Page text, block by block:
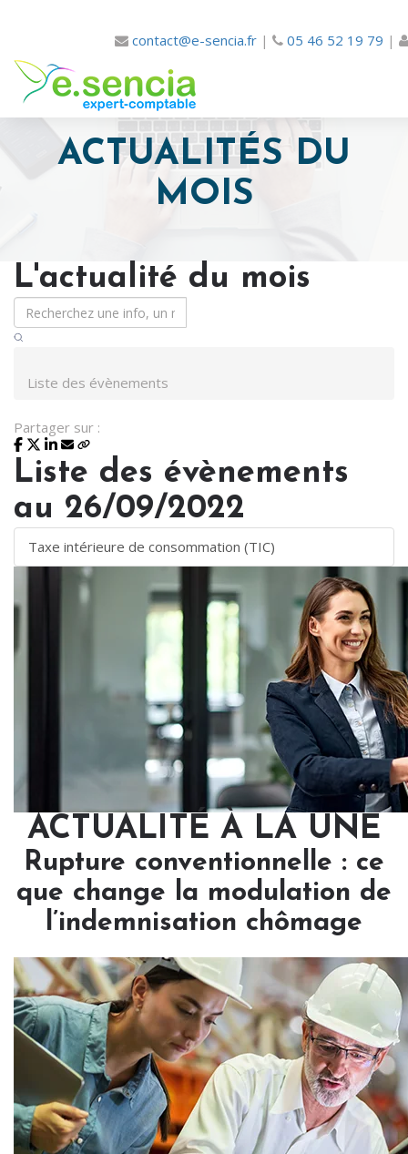
contact@e-sencia.fr | 05 46 52 19 79 |
ACTUALITÉS DU
MOIS
L'actualité du mois
Liste des évènements
Partager sur :
Liste des évènements
au 26/09/2022
Taxe intérieure de consommation (TIC)
ACTUALITÉ À LA UNE
Rupture conventionnelle : ce
que change la modulation de
l’indemnisation chômage